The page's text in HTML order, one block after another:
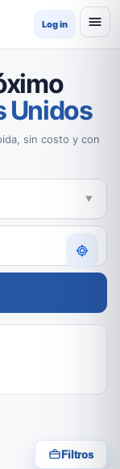
Log in
Unidos
sin costo y con
Filtros